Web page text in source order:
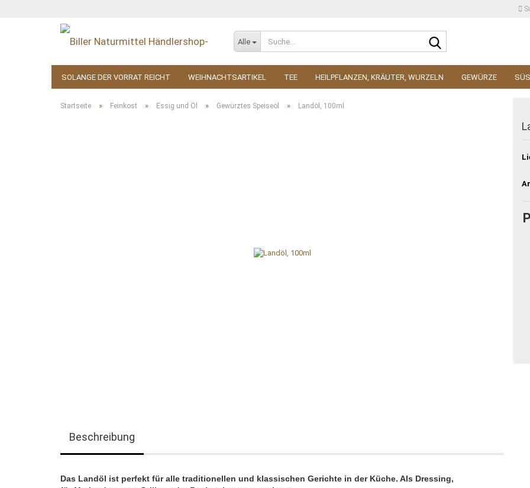
Alle
SOLANGE DER VORRAT REICHT WEIHNACHTSARTIKEL TEE HEILPFLANZEN, KRÄUTER, WURZELN GEWÜRZE
KOSMETIK ZUBEHÖR
Startseite » Feinkost » Essig und Öl » Gewürztes Speiseöl » Landöl, 100ml
Beschreibung
Das Landöl ist perfekt für alle traditionellen und klassischen Gerichte in der Küche. Als Dressing,